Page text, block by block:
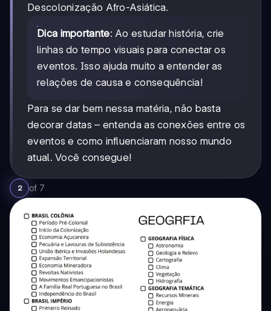
Descolonização Afro-Asiática.
Dica importante: Ao estudar história, crie
linhas do tempo visuais para conectar os
eventos. Isso ajuda muito a entender as
relações de causa e consequência!
Para se dar bem nessa matéria, não basta
decorar datas – entenda as conexões entre os
eventos e como influenciaram nosso mundo
atual. Você consegue!
2 of 7